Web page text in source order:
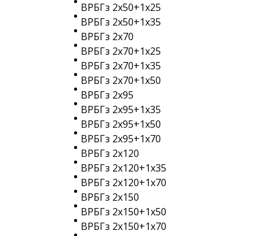
ВРБГз 2х50+1х25
ВРБГз 2х50+1х35
ВРБГз 2х70
ВРБГз 2х70+1х25
ВРБГз 2х70+1х35
ВРБГз 2х70+1х50
ВРБГз 2х95
ВРБГз 2х95+1х35
ВРБГз 2х95+1х50
ВРБГз 2х95+1х70
ВРБГз 2х120
ВРБГз 2х120+1х35
ВРБГз 2х120+1х70
ВРБГз 2х150
ВРБГз 2х150+1х50
ВРБГз 2х150+1х70